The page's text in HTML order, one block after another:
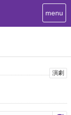
T
o
i
g
menu
演劇